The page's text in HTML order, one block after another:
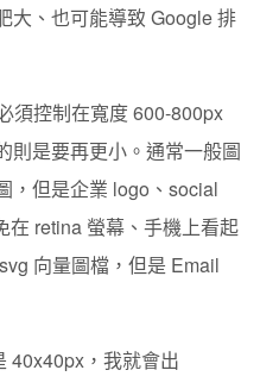
大、也可能導致 Google 排
須控制在寬度600-800px
則是要再更小。通常一般圖
，但是企業 logo、social
在 retina 螢幕、手機上看起
向量圖檔，但是 Email
40x40px，我就會出